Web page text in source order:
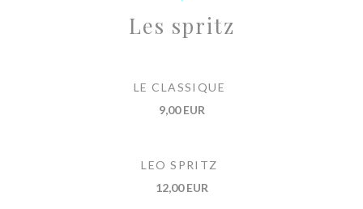
Les spritz
LE CLASSIQUE
9,00 EUR
LEO SPRITZ
12,00 EUR